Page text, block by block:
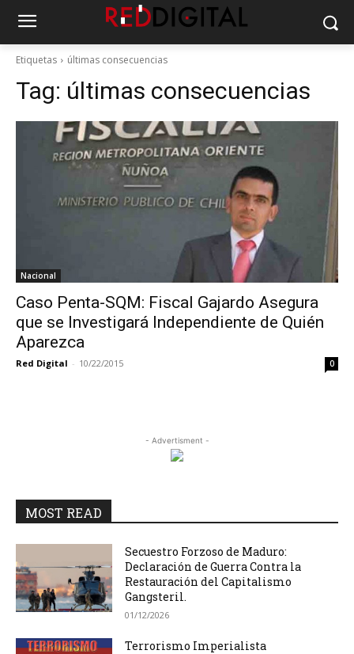
Etiquetas últimas consecuencias
Tag: últimas consecuencias
Nacional
Caso Penta-SQM: Fiscal Gajardo Asegura
que se Investigará Independiente de Quién
Aparezca
Red Digital - 10/22/2015 0
- Advertisment -
MOST READ
Secuestro Forzoso de Maduro:
Declaración de Guerra Contra la
Restauración del Capitalismo
Gangsteril.
01/12/2026
Terrorismo Imperialista